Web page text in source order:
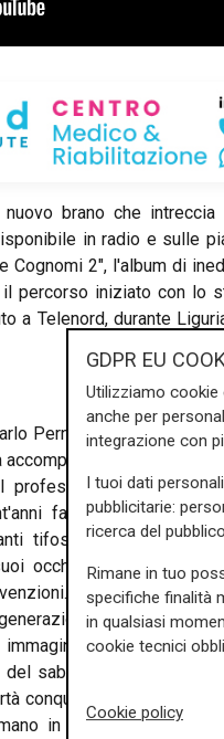
brano che intreccia
in radio e sulle
Cognomi 2", l'album di
percorso iniziato con lo
a Telenord, durante
Pernat, volto noto del
alcuni dei
professionista: al centro
fa a Genova,
tifosi rossoblù. Il
occhi, ha sempre
Un ritratto
cresciuta tra gli
che
sabato sera, il calcio,
conquistate e un Paese
in un racconto
GDPR EU
Utilizziamo cookie
anche per
integrazione con
I tuoi dati
pubblicitarie:
ricerca del
Rimane in tuo
specifiche finalità
in qualsiasi
cookie tecnici
Cookie policy